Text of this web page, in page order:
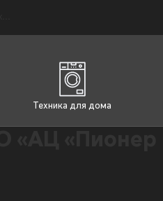
Техника для дома